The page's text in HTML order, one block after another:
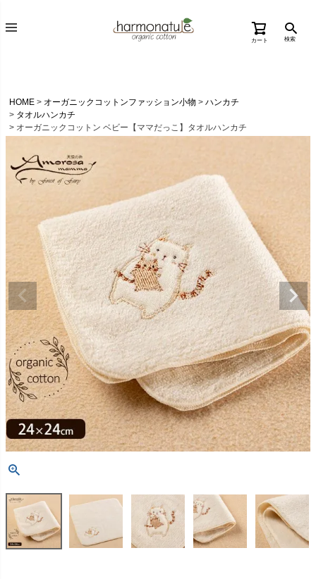
カート 検索
HOME オーガニックコットンファッション小物
ハンカチ
タオルハンカチ
オーガニックコットン ベビー【ママだっこ】タオルハンカチ